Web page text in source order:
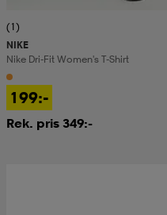
(1)
NIKE
Nike Dri-Fit Women's T-Shirt
199:-
Rek. pris 349:-